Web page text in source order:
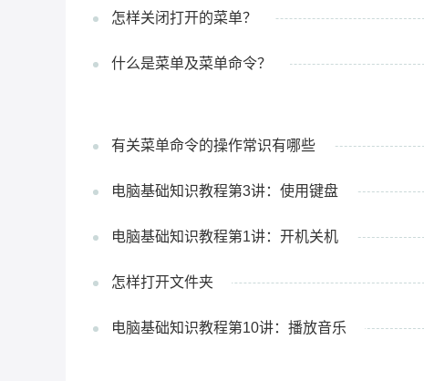
怎样关闭打开的菜单？
什么是菜单及菜单命令？
有关菜单命令的操作常识有哪些
电脑基础知识教程第3讲：使用键盘
电脑基础知识教程第1讲：开机关机
怎样打开文件夹
电脑基础知识教程第10讲：播放音乐